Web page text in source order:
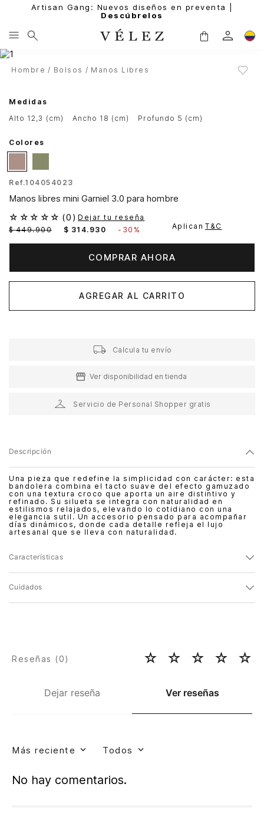
Artisan Gang: Nuevos diseños en preventa |
Descúbrelos
Hombre Bolsos Manos Libres
Medidas
alto 12,3 (cm)
ancho 18 (cm) profundo 5 (cm)
Colores
Ref.104054023
Manos libres mini Garniel 3.0 para hombre
☆ ☆ ☆ ☆ ☆ (0 ) Dejar tu reseña
$ 449.900 $ 314. 930 - 30% Aplican T&C
COMPRAR AHORA
AGREGAR AL CARRITO
Calcula tu envío
Ver disponibilidad en tienda
Servicio de Personal Shopper gratis
Descripción
Una pieza que redefine la simplicidad con carácter: esta
bandolera combina el tacto suave del efecto gamuzado
con una textura croco que aporta un aire distintivo y
refinado. Su silueta se integra con naturalidad en
estilismos relajados, elevando lo cotidiano con una
elegancia sutil. Un accesorio pensado para acompañar
días dinámicos, donde cada detalle refleja el lujo
artesanal que se lleva con naturalidad.
Características
Cuidados
Dejar reseña Ver reseñas
Reseñas (0) ☆ ☆ ☆ ☆ ☆
Más reciente Todos
No hay comentarios.